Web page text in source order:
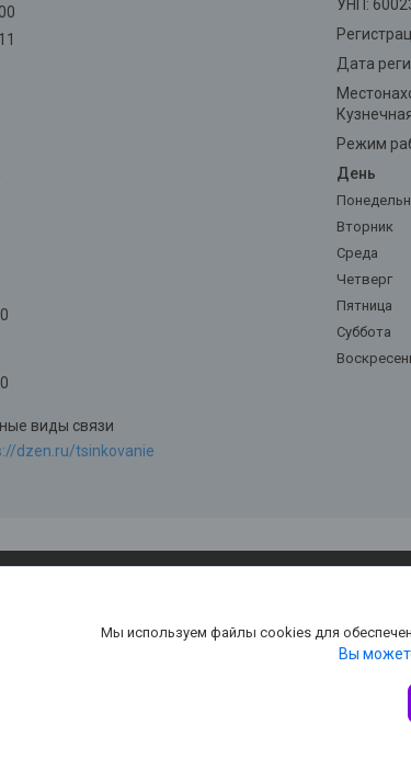
dzen.ru/tsinkovanie
УНП:
Дата
Режим
День
Вторник
Среда
Четверг
Пятница
Суббота
Мы используем файлы cookies для
Вы